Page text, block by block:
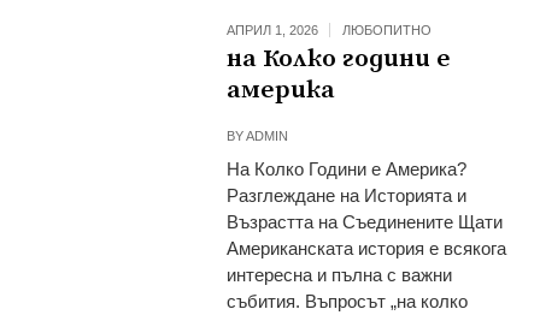
АПРИЛ 1, 2026 ЛЮБОПИТНО
на Колко години е
америка
BYADMIN
На Колко Години е Америка?
Разглеждане на Историята и
Възрастта на Съединените Щати
Американската история е всякога
интересна и пълна с важни
събития. Въпросът „на колко